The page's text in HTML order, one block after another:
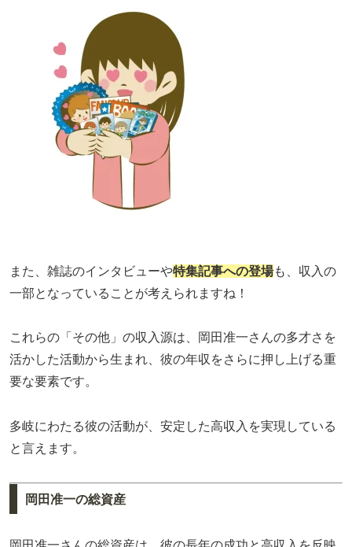
また、雑誌のインタビューや特集記事への登場も、収入の
一部となっていることが考えられますね！
これらの「その他」の収入源は、岡田准一さんの多才さを
活かした活動から生まれ、彼の年収をさらに押し上げる重
要な要素です。
多岐にわたる彼の活動が、安定した高収入を実現している
と言えます。
岡田准一の総資産